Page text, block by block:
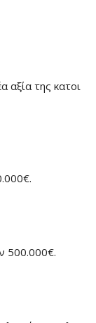
αξία της κατοι
500.000€.